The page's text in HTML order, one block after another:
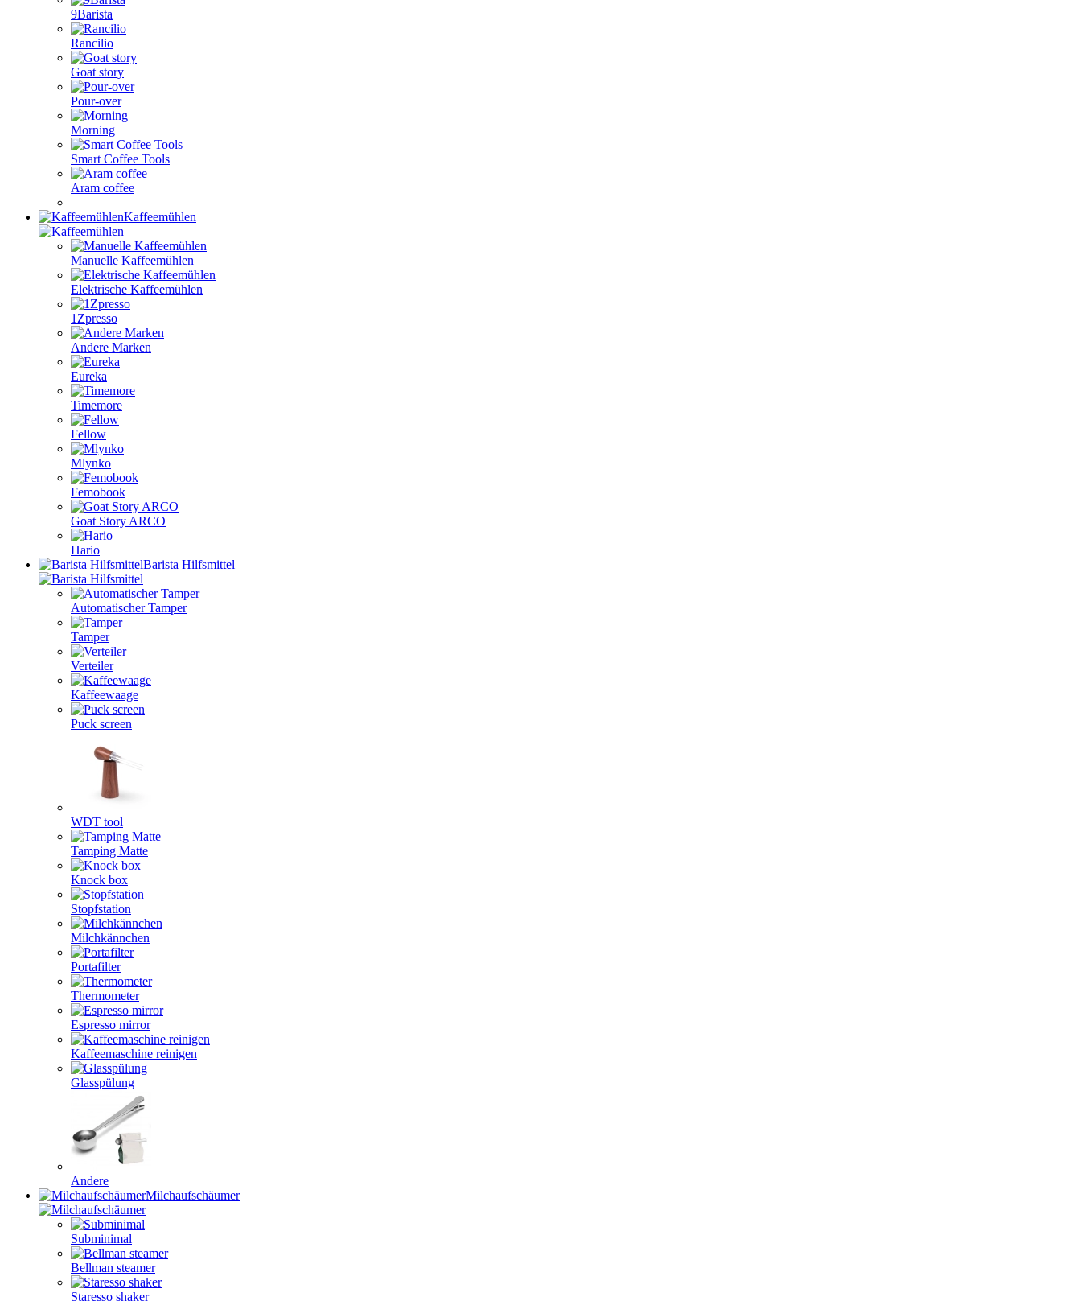
9Barista
Rancilio
Goat story
Pour-over
Morning
Smart Coffee Tools
Aram coffee
Kaffeemühlen
Manuelle Kaffeemühlen
Elektrische Kaffeemühlen
1Zpresso
Andere Marken
Eureka
Timemore
Fellow
Mlynko
Femobook
Goat Story ARCO
Hario
Barista Hilfsmittel
Automatischer Tamper
Tamper
Verteiler
Kaffeewaage
Puck screen
WDT tool
Tamping Matte
Knock box
Stopfstation
Milchkännchen
Portafilter
Thermometer
Espresso mirror
Kaffeemaschine reinigen
Glasspülung
Andere
Milchaufschäumer
Subminimal
Bellman steamer
Staresso shaker